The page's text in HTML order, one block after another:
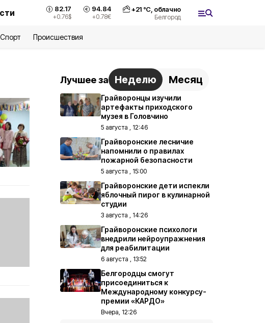
82.17
+0.76$
94.84
+0.78€
+21°С, облачно
Белгород
Спорт Происшествия
Лучшее за Неделю Месяц
Грайворонцы изучили
артефакты приходского
музея в Головчино
5 августа , 12:46
Грайворонские лесничие
напомнили о правилах
пожарной безопасности
5 августа , 15:00
Грайворонские дети испекли
яблочный пирог в кулинарной
студии
3 августа , 14:26
Грайворонские психологи
внедрили нейроупражнения
для реабилитации
6 августа , 13:52
Белгородцы смогут
присоединиться к
Международному конкурсу-
премии «КАРДО»
Вчера, 12:26